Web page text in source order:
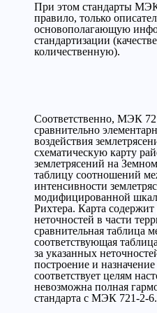
При этом стандарты
правило, только
основополагающую
стандартизации
количественную).
Соответственно, МЭК
сравнительно
воздействия
схематическую карту
землетрясений на
таблицу соотношений
интенсивности
модифицированной
Рихтера. Карта
неточностей в части
сравнительная таблица
соответствующая
за указанных
построение и
соответствует целям
невозможна полная
стандарта с МЭК 721-2-6.